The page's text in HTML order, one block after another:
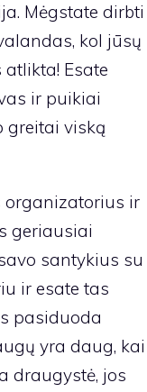
Mėgstate dirbti
kol jūsų
Esate
ir puikiai
greitai viską
organizatorius ir
geriausiai
santykius su
ir esate tas
pasiduoda
yra daug, kai
draugystė, jos